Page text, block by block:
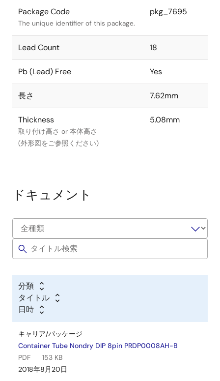
Package Code
The unique identifier of this package.
pkg_7695
Lead Count 18
Pb (Lead) Free Yes
長さ 7.62mm
Thickness
取り付け高さ or 本体高さ
(外形図をご参照ください)
5.08mm
ドキュメント
分類
タイトル
日時
キャリア/パッケージ
Container Tube Nondry DIP 8pin PRDP0008AH-B
PDF
153 KB
2018年8月20日